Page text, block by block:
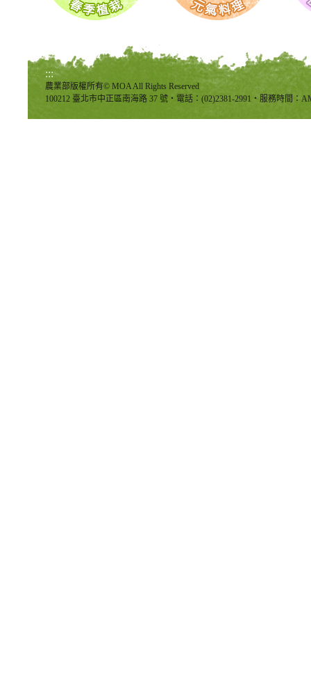
:::
農業部版權所有© MOA All Rights Reserved
100212 臺北市中正區南海路 37 號‧電話：(02)2381-2991‧服務時間：